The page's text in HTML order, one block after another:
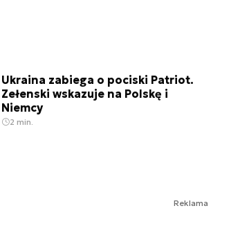
Ukraina zabiega o pociski Patriot.
Zełenski wskazuje na Polskę i
Niemcy
2 min.
Reklama